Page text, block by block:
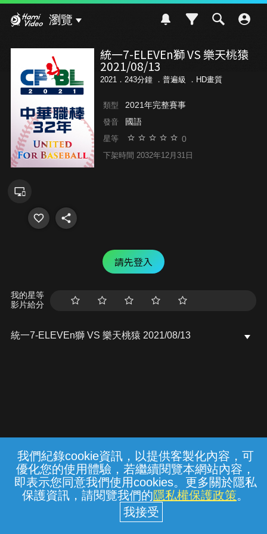
我們紀錄cookie資訊，以提供客製化內容，可
優化您的使用體驗，若繼續閱覽本網站內容，
即表示您同意我們使用cookies。更多關於隱私
保護資訊，請閱覽我們的隱私權保護政策。
瀏覽
統一7-ELEVEn獅 VS 樂天桃猿
2021/08/13
2021．243分鐘 ． 普遍級 ．HD畫質
類型 2021年完整賽事
發音 國語
星等 0
下架時間 2032年12月31日
請先登入
我的星等
影片給分
統一7-ELEVEn獅 VS 樂天桃猿 2021/08/13
常見問題 線上客服 服務條款 隱私權保護
中華電信股份有限公司個人家庭分公司
(統一編號：96979949) © 2026
{{notifyMsg}}